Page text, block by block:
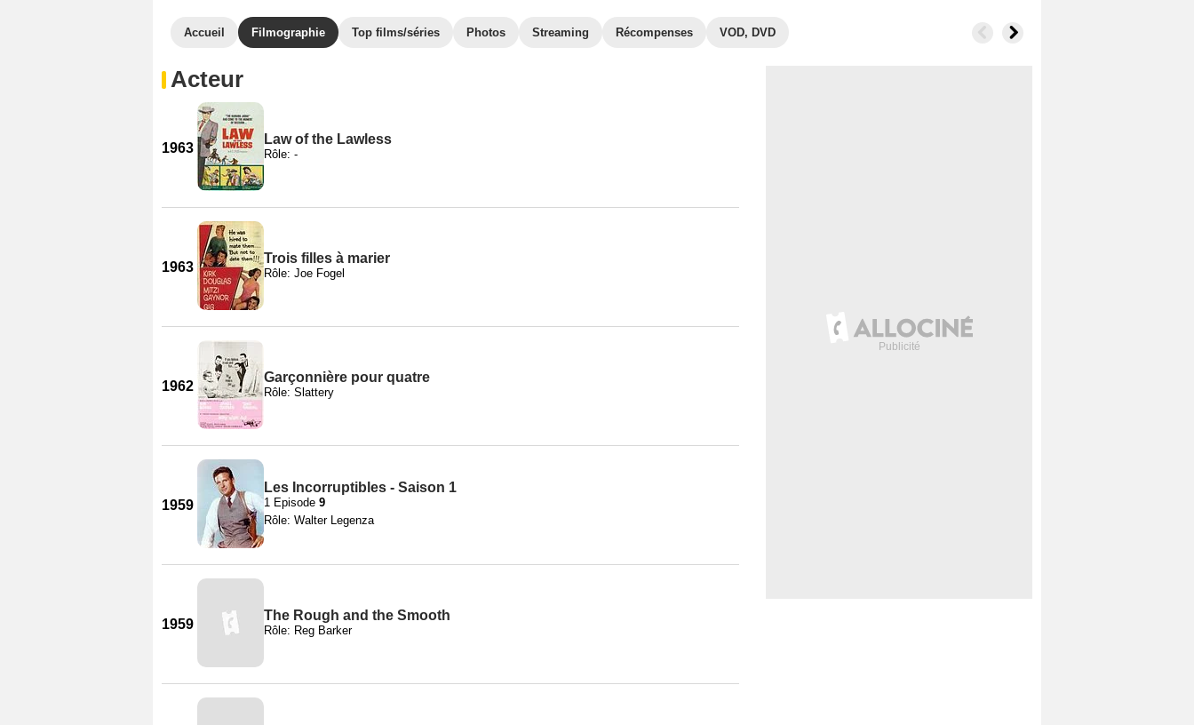
Accueil Filmographie Top films/séries Photos Streaming Récompenses VOD, DVD
Acteur
1963
Law of the Lawless
Rôle: -
1963
Trois filles à marier
Rôle: Joe Fogel
1962
Garçonnière pour quatre
Rôle: Slattery
1959
Les Incorruptibles - Saison 1
1 Episode 9
Rôle: Walter Legenza
1959
The Rough and the Smooth
Rôle: Reg Barker